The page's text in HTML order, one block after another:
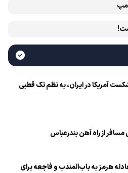
آمریکا در ایران، به نظم تک قطبی
از راه آهن بندرعباس
هرمز به باب‌المندب و فاجعه برای